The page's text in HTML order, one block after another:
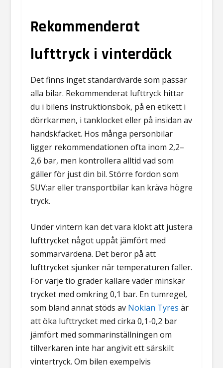
Rekommenderat
lufttryck i vinterdäck
Det finns inget standardvärde som passar
alla bilar. Rekommenderat lufttryck hittar
du i bilens instruktionsbok, på en etikett i
dörrkarmen, i tanklocket eller på insidan av
handskfacket. Hos många personbilar
ligger rekommendationen ofta inom 2,2–
2,6 bar, men kontrollera alltid vad som
gäller för just din bil. Större fordon som
SUV:ar eller transportbilar kan kräva högre
tryck.
Under vintern kan det vara klokt att justera
lufttrycket något uppåt jämfört med
sommarvärdena. Det beror på att
lufttrycket sjunker när temperaturen faller.
För varje tio grader kallare väder minskar
trycket med omkring 0,1 bar. En tumregel,
som bland annat stöds av Nokian Tyres är
att öka lufttrycket med cirka 0,1-0,2 bar
jämfört med sommarinställningen om
tillverkaren inte har angivit ett särskilt
vintertryck. Om bilen exempelvis